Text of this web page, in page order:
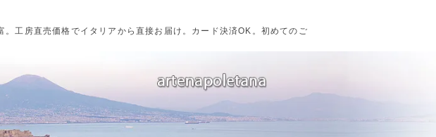
工房直売価格でイタリアから直接お届け。カード決済OK。初めてのご